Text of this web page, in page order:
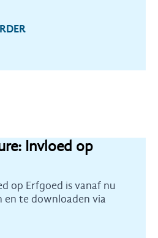
Invloed op
op Erfgoed is vanaf nu
en te downloaden via